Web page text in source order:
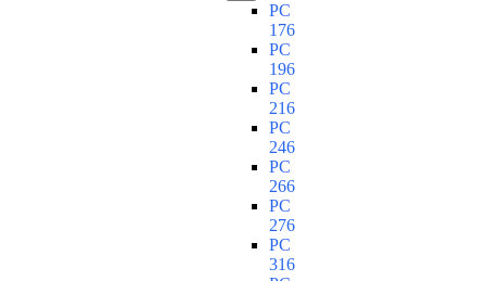
PC
176
PC
196
PC
216
PC
246
PC
266
PC
276
PC
316